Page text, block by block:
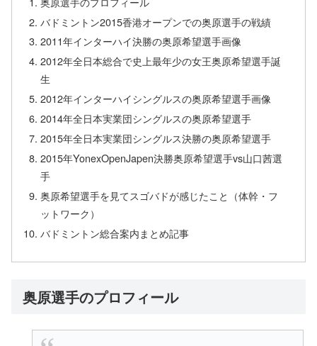
バドミントン2015香港オープンでの奥原選手の戦績
2011年インターハイ決勝の奥原希望選手画像
2012年全日本総合で史上最年少の女王奥原希望選手誕
生
2012年インターハイシングルスの奥原希望選手画像
2014年全日本実業団シングルスの奥原希望選手
2015年全日本実業団シングルス決勝の奥原希望選手
2015年YonexOpenJapen決勝奥原希望選手vs山口茜選
手
奥原希望選手を見てスゴバドが感じたこと（体幹・フ
ットワーク）
バドミントン総合案内まとめ記事
奥原選手のプロフィール